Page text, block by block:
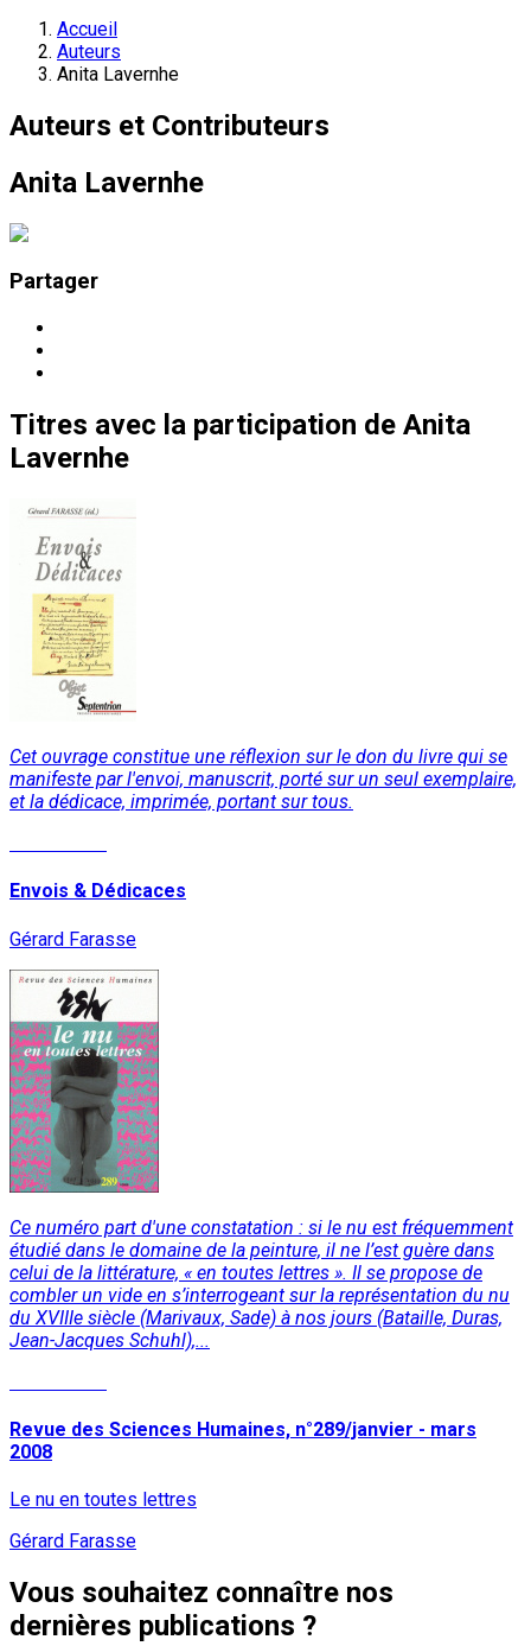
Accueil
Auteurs
Anita Lavernhe
Auteurs et Contributeurs
Anita Lavernhe
Partager
Titres avec la participation de Anita
Lavernhe
Cet ouvrage constitue une réflexion sur le don du livre qui se
manifeste par l'envoi, manuscrit, porté sur un seul exemplaire,
et la dédicace, imprimée, portant sur tous.
Envois & Dédicaces
Gérard Farasse
Ce numéro part d'une constatation : si le nu est fréquemment
étudié dans le domaine de la peinture, il ne l’est guère dans
celui de la littérature, « en toutes lettres ». Il se propose de
combler un vide en s’interrogeant sur la représentation du nu
du XVIIIe siècle (Marivaux, Sade) à nos jours (Bataille, Duras,
Jean-Jacques Schuhl),...
Revue des Sciences Humaines, n°289/janvier - mars
2008
Le nu en toutes lettres
Gérard Farasse
Vous souhaitez connaître nos
dernières publications ?